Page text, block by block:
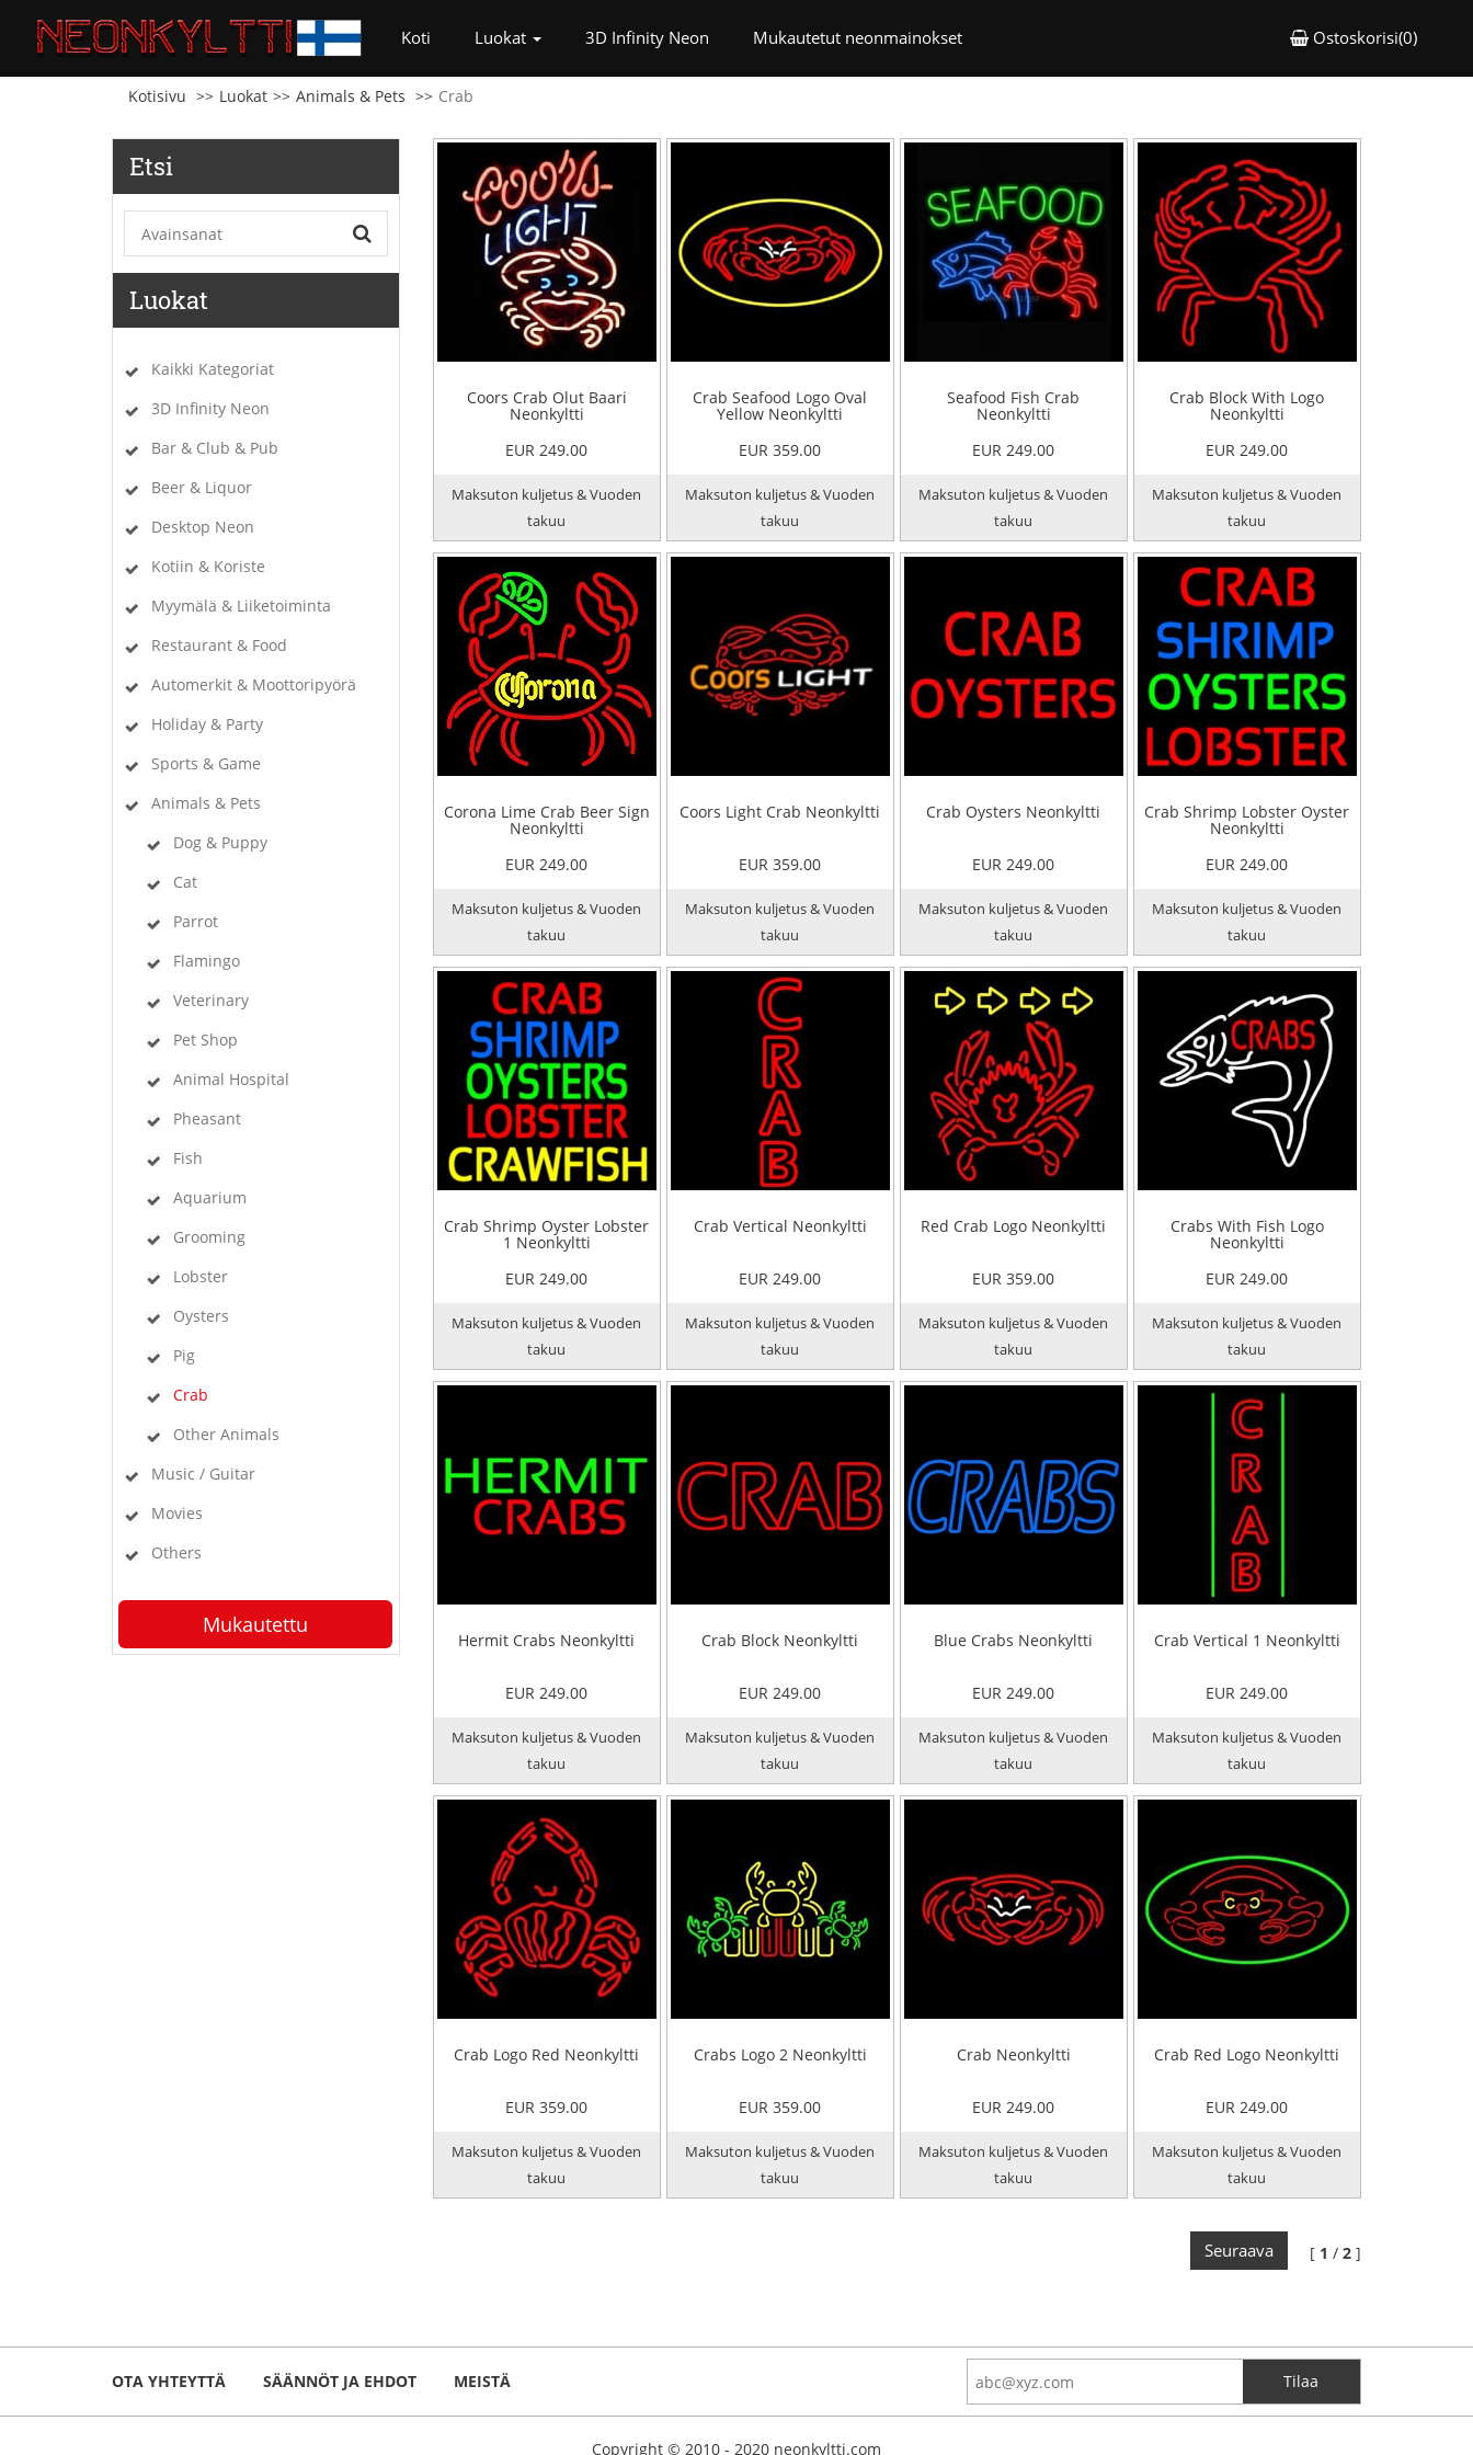
Koti (current)Luokat 3D Infinity Neon Mukautetut neonmainokset Ostoskorisi(0)
Kotisivu Luokat Animals & Pets Crab
Etsi
Luokat
Kaikki Kategoriat
3D Infinity Neon
Bar & Club & Pub
Beer & Liquor
Desktop Neon
Kotiin & Koriste
Myymälä & Liiketoiminta
Restaurant & Food
Automerkit & Moottoripyörä
Holiday & Party
Sports & Game
Animals & Pets
Dog & Puppy
Cat
Parrot
Flamingo
Veterinary
Pet Shop
Animal Hospital
Pheasant
Fish
Aquarium
Grooming
Lobster
Oysters
Pig
Crab
Other Animals
Music / Guitar
Movies
Others
Mukautettu
Coors Crab Olut Baari
Neonkyltti
EUR 249.00
Maksuton kuljetus & Vuoden
takuu
Crab Seafood Logo Oval
Yellow Neonkyltti
EUR 359.00
Maksuton kuljetus & Vuoden
takuu
Seafood Fish Crab
Neonkyltti
EUR 249.00
Maksuton kuljetus & Vuoden
takuu
Crab Block With Logo
Neonkyltti
EUR 249.00
Maksuton kuljetus & Vuoden
takuu
Corona Lime Crab Beer Sign
Neonkyltti
EUR 249.00
Maksuton kuljetus & Vuoden
takuu
Coors Light Crab Neonkyltti
EUR 359.00
Maksuton kuljetus & Vuoden
takuu
Crab Oysters Neonkyltti
EUR 249.00
Maksuton kuljetus & Vuoden
takuu
Crab Shrimp Lobster Oyster
Neonkyltti
EUR 249.00
Maksuton kuljetus & Vuoden
takuu
Crab Shrimp Oyster Lobster
1 Neonkyltti
EUR 249.00
Maksuton kuljetus & Vuoden
takuu
Crab Vertical Neonkyltti
EUR 249.00
Maksuton kuljetus & Vuoden
takuu
Red Crab Logo Neonkyltti
EUR 359.00
Maksuton kuljetus & Vuoden
takuu
Crabs With Fish Logo
Neonkyltti
EUR 249.00
Maksuton kuljetus & Vuoden
takuu
Hermit Crabs Neonkyltti
EUR 249.00
Maksuton kuljetus & Vuoden
takuu
Crab Block Neonkyltti
EUR 249.00
Maksuton kuljetus & Vuoden
takuu
Blue Crabs Neonkyltti
EUR 249.00
Maksuton kuljetus & Vuoden
takuu
Crab Vertical 1 Neonkyltti
EUR 249.00
Maksuton kuljetus & Vuoden
takuu
Crab Logo Red Neonkyltti
EUR 359.00
Maksuton kuljetus & Vuoden
takuu
Crabs Logo 2 Neonkyltti
EUR 359.00
Maksuton kuljetus & Vuoden
takuu
Crab Neonkyltti
EUR 249.00
Maksuton kuljetus & Vuoden
takuu
Crab Red Logo Neonkyltti
EUR 249.00
Maksuton kuljetus & Vuoden
takuu
[ 1 / 2 ]
Seuraava
OTA YHTEYTTÄ SÄÄNNÖT JA EHDOT MEISTÄ
Copyright © 2010 - 2020 neonkyltti.com